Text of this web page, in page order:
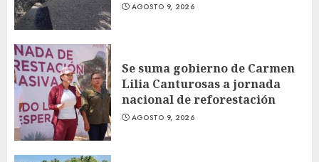
AGOSTO 9, 2026
Se suma gobierno de Carmen
Lilia Canturosas a jornada
nacional de reforestación
AGOSTO 9, 2026